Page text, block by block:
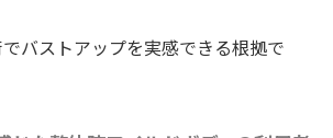
バストアップを実感できる根拠で